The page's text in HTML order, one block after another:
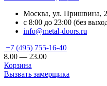
Москва, ул. Пришвина,
с 8:00 до 23:00 (без
info@metal-doors.ru
+7 (495) 755-16-40
8.00 — 23.00
Корзина
Вызвать замерщика